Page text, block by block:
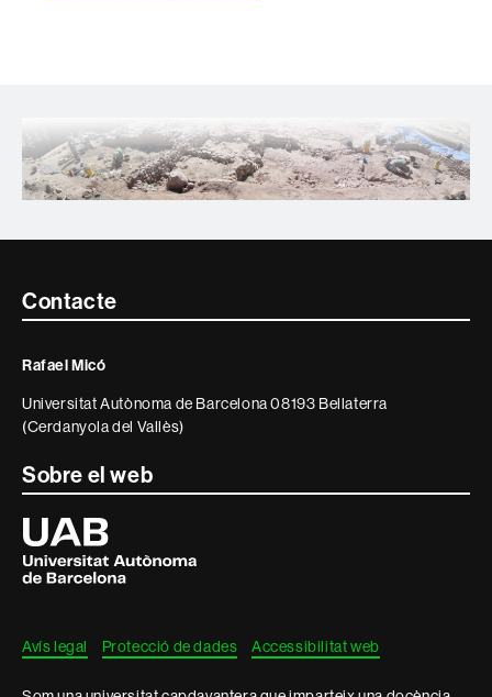
Contacte
informació
legal
Contacte
Rafael Micó
Universitat Autònoma de Barcelona 08193 Bellaterra
(Cerdanyola del Vallès)
Sobre el web
Universitat
Autònoma
de
Barcelona
Avís legal Protecció de dades Accessibilitat web